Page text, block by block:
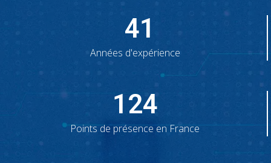
41
Années d'expérience
124
Points de présence en France